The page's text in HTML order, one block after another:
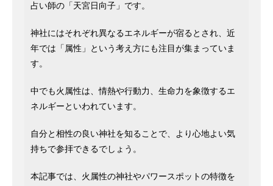
占い師の「天宮日向子」です。
神社にはそれぞれ異なるエネルギーが宿るとされ、近
年では「属性」という考え方にも注目が集まっていま
す。
中でも火属性は、情熱や行動力、生命力を象徴するエ
ネルギーといわれています。
自分と相性の良い神社を知ることで、より心地よい気
持ちで参拝できるでしょう。
本記事では、火属性の神社やパワースポットの特徴を